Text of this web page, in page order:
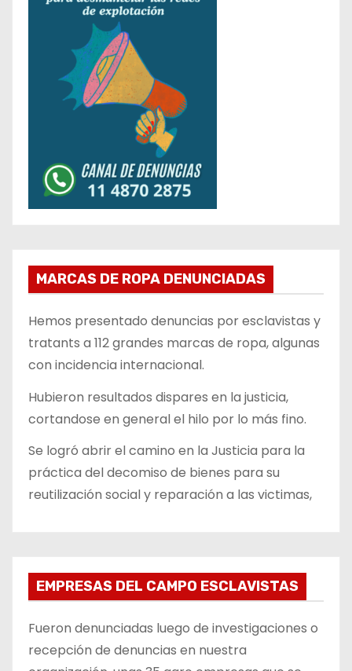
MARCAS DE ROPA DENUNCIADAS
Hemos presentado denuncias por esclavistas y
tratants a 112 grandes marcas de ropa, algunas
con incidencia internacional.
Hubieron resultados dispares en la justicia,
cortandose en general el hilo por lo más fino.
Se logró abrir el camino en la Justicia para la
práctica del decomiso de bienes para su
reutilización social y reparación a las victimas,
EMPRESAS DEL CAMPO ESCLAVISTAS
Fueron denunciadas luego de investigaciones o
recepción de denuncias en nuestra